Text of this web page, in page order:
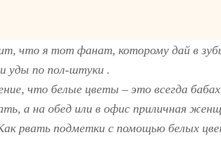
что я тот фанат, которому дай в
уды по пол-штуки .
что белые цветы – это всегда бабах
а на обед или в офис приличная
рвать подметки с помощью белых